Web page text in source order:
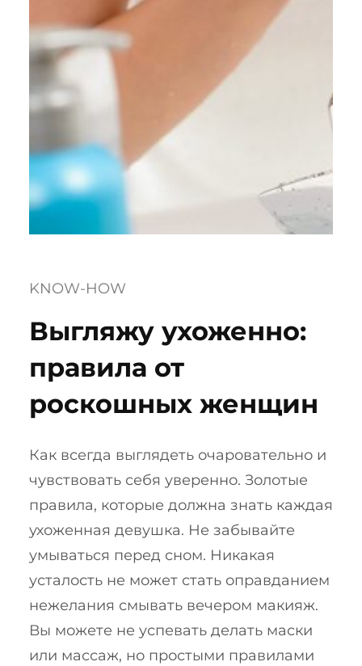
KNOW-HOW
Выгляжу ухоженно:
правила от
роскошных женщин
Как всегда выглядеть очаровательно и
чувствовать себя уверенно. Золотые
правила, которые должна знать каждая
ухоженная девушка. Не забывайте
умываться перед сном. Никакая
усталость не может стать оправданием
нежелания смывать вечером макияж.
Вы можете не успевать делать маски
или массаж, но простыми правилами